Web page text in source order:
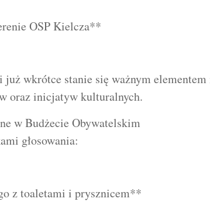
OSP Kielcza**
wkrótce stanie się ważnym
oraz inicjatyw kulturalnych.
w Budżecie Obywatelskim
głosowania:
z toaletami i prysznicem**